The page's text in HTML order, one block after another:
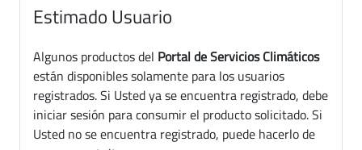
Estimado Usuario
Algunos productos del Portal de Servicios Climáticos
están disponibles solamente para los usuarios
registrados. Si Usted ya se encuentra registrado, debe
iniciar sesión para consumir el producto solicitado. Si
Usted no se encuentra registrado, puede hacerlo de